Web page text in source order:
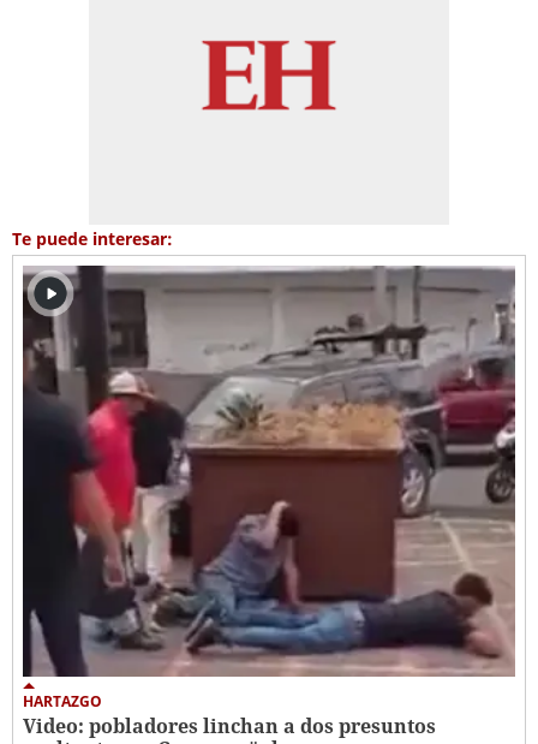
Te puede interesar:
HARTAZGO
Video: pobladores linchan a dos presuntos